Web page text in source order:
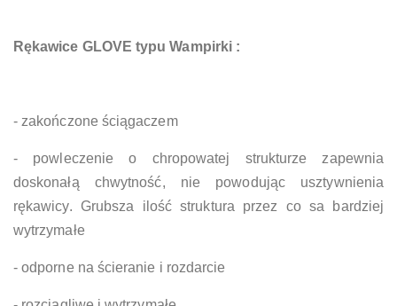
Rękawice GLOVE typu Wampirki :
- zakończone ściągaczem
- powleczenie o chropowatej strukturze zapewnia
doskonałą chwytność, nie powodując usztywnienia
rękawicy. Grubsza ilość struktura przez co sa bardziej
wytrzymałe
- odporne na ścieranie i rozdarcie